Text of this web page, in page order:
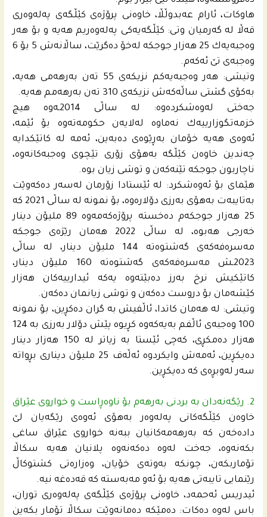
هاوكات، ئارام عه‌بدوڵڵا، خاوه‌نى پرۆژه‌ى كێڵگه‌ى په‌له‌وه‌رى
قه‌ڵا له‌ گه‌رمیان وتى: كێڵگه‌یه‌كى په‌له‌وه‌ریم هه‌یه‌ و بۆ هه‌ر
وه‌جبه‌یه‌ك 25 هه‌زار جوجكه‌ له‌خۆ ده‌گرێت، ساڵانه‌ش 5 بۆ 6
وه‌جبه‌ى تێ ئه‌كه‌م.
وتیشى: هه‌ر وه‌جبه‌یه‌كم نزیكه‌ى 55 ته‌ن به‌رهه‌مى هه‌یه‌،
به‌كۆى گشتى ساڵه‌كه‌ش نزیكه‌ى 310 ته‌ن به‌رهه‌مم هه‌یه‌.
جه‌ختى له‌وه‌شكرده‌وه‌: له‌ ساڵى 2014ـه‌وه‌ هیچ
خزمه‌تگوزارییه‌ك نه‌ماوه‌ له‌لایه‌ن حكومه‌ته‌وه‌ بۆ ئێمه‌،
ئه‌وه‌ى هه‌یه‌ خۆمان به‌ڕێوه‌ى ده‌به‌ین، ئه‌مه‌ له‌ كاتێكدایه‌
چه‌ندین خاوه‌ن كێڵگه‌ به‌هۆى زۆرى تێچوى وه‌جبه‌كانه‌وه‌،
ناچاربون جوجكه‌ تێنه‌كه‌ن و توشى زیان بوه‌.
هێماى بۆ ئه‌وه‌شكرد: له‌ ئێستادا زۆرمان له‌سه‌ر ده‌كه‌وێت
به‌تایبه‌ت به‌هۆى به‌رزى دۆلاره‌وه‌، بۆ نمونه‌ له‌ ساڵى 2021 كه‌
25 هه‌زار جوجكه‌م ده‌خسته‌ پرۆژه‌كه‌مه‌وه‌ 89 ملیۆن دینار
خه‌رجى هه‌بوه‌، له‌ ساڵى 2022 هه‌مان رێژه‌ى جوجكه‌
مه‌سره‌فه‌كه‌ى گه‌شتوه‌ته‌ 144 ملیۆن دینار، له‌ ساڵى
2023ـش مه‌سره‌فه‌كه‌ى گه‌شتوه‌ته‌ 160 ملیۆن دینار،
كاتێكیش نرخ به‌رز ده‌بێته‌وه‌ یه‌كه‌ ئیدارییه‌كان هه‌زار
كێشه‌مان بۆ دروست ده‌كه‌ن و توشى زیانمان ده‌كه‌ن.
وتیشی: له‌ هه‌مان كاتدا، ئاڵفیش به‌ گران ده‌كڕین، بۆ نمونه‌
100 وه‌جبه‌ى ئاڵفم به‌یه‌كه‌وه‌ كڕیوه‌ پێش دۆلار به‌رزى به‌ 124
هه‌زار ده‌مكڕى، كه‌چى ئێستا به‌ زیاتر له‌ 150 هه‌زار دینار
ده‌یكڕین، ئه‌مه‌ش وایكردوه‌ ئه‌ڵه‌ف 25 ملیۆن دینارى بڕواته‌
سه‌ر له‌وبڕه‌ى كه‌ ده‌یكڕین.
2. رێگەنەدان بە بردنی بەرهەم بۆ ناوەڕاست و خواروی عێراق
خاوه‌ن كێڵگه‌كانى په‌له‌وه‌ر به‌هۆى ئه‌وه‌ى رێگه‌یان لێ
داده‌خه‌ن كه‌ به‌رهه‌مه‌كانیان ببه‌نه‌ خواروى عێراق ساغى
بكه‌نه‌وه،‌ جه‌خت له‌وه‌ ده‌كه‌نه‌وه‌ پلانیان هه‌یه‌ سكاڵا
تۆماربكه‌ن، چونكه‌ به‌وته‌ى خۆیان، وه‌زاره‌تى كشتوكاڵ
رێنمایى تایبه‌تى هه‌یه‌ بۆ ئه‌و مه‌به‌سته‌ كه‌ قه‌ده‌غه‌ نیه‌.
ئیدریس ئه‌حمه‌د، خاوه‌نى پرۆژه‌ى كێڵگه‌ى په‌له‌وه‌رى توران،
باس له‌وه‌ ده‌كات: ده‌مێكه‌ ده‌مانه‌وێت سكاڵا تۆمار بكه‌ین